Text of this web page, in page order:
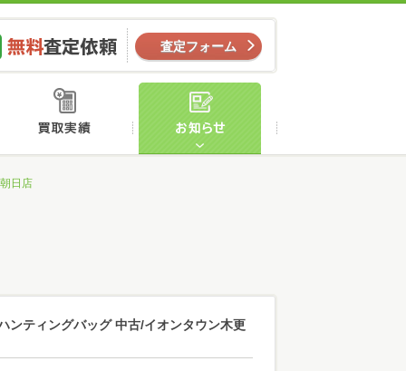
無料査定依頼
査定フォーム
店舗案内 買取実績
日店
ンティングバッグ 中古/イオンタウン木更